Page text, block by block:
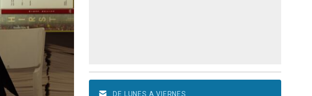
DE LUNES A VIERNES